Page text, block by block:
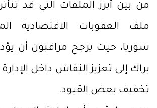
من بين أبرز الملفات التي قد
ملف العقوبات الاقتصادية
سوريا، حيث يرجح مراقبون أن
براك إلى تعزيز النقاش داخل
تخفيف بعض القيود.